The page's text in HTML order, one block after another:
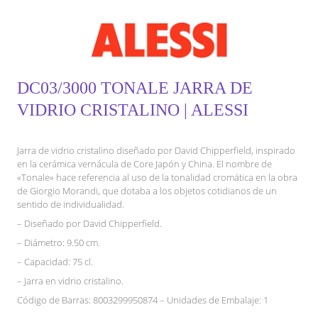
DC03/3000 TONALE JARRA DE
VIDRIO CRISTALINO | ALESSI
Jarra de vidrio cristalino diseñado por David Chipperfield, inspirado
en la cerámica vernácula de Core Japón y China. El nombre de
«Tonale» hace referencia al uso de la tonalidad cromática en la obra
de Giorgio Morandi, que dotaba a los objetos cotidianos de un
sentido de individualidad.
– Diseñado por David Chipperfield.
– Diámetro: 9.50 cm.
– Capacidad: 75 cl.
– Jarra en vidrio cristalino.
Código de Barras: 8003299950874 – Unidades de Embalaje: 1